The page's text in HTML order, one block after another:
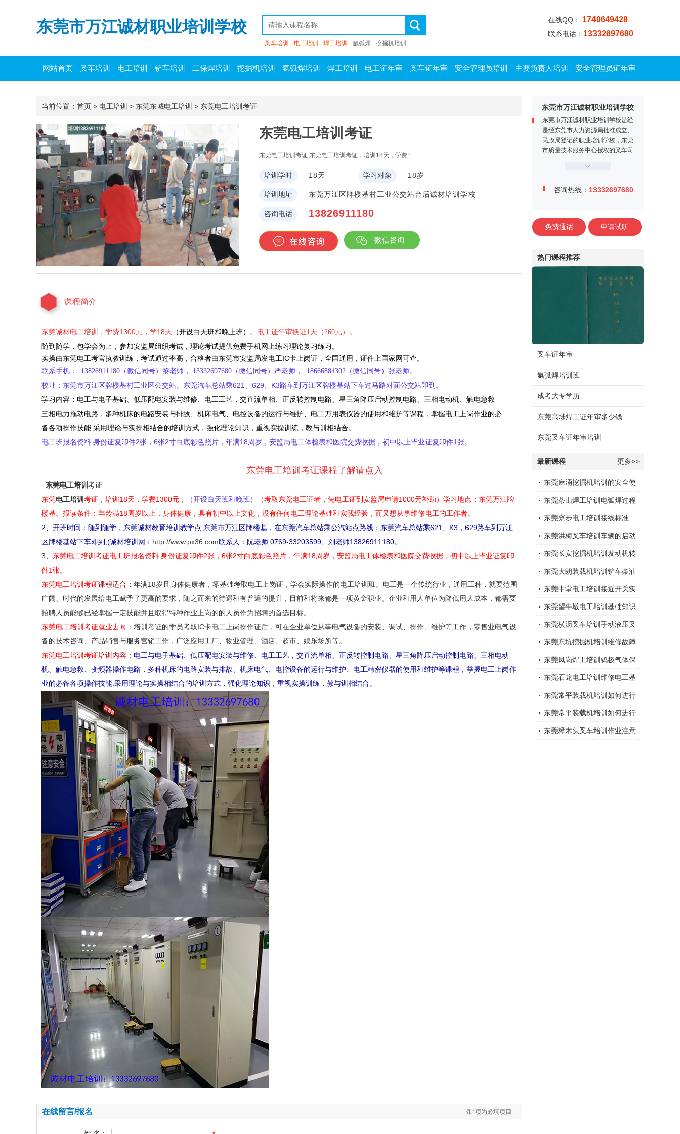
东莞市万江诚材职业培训学校
叉车培训 电工培训 焊工培训 氩弧焊 挖掘机培训
在线QQ： 1740649428
联系电话： 13332697680
网站首页 叉车培训 电工培训 铲车培训 二保焊培训 挖掘机培训 氩弧焊培训 焊工培训 电工证年审 叉车证年审 安全管理员培训 主要负责人培训 安全管理员证年审
当前位置： 首页 > 电工培训 > 东莞东城电工培训 > 东莞电工培训考证
东莞电工培训考证
东莞电工培训考证 东莞电工培训考证，培训18天，学费1...
培训学时 18天 学习对象 18岁
培训地址 东莞万江区牌楼基村工业公交站台后诚材培训学校
咨询电话 13826911180
微信咨询
课程简介
东莞诚材电工培训，学费1300元，学18天 （开设白天班和晚上班） 。电工证年审换证1天（260元）。
随到随学，包学会为止， 参加安监局组织考试， 理论考试提供免费手机网上练习理论复习练习。
实操由东莞电工考官执教训练，考试通过率高， 合格者由东莞市安监局发电工IC卡上岗证，全国通用，证件上国家网可查。
联系手机： 13826911180（微信同号）黎老师， 13332697680 （微信同号）严老师 ， 18666884302 （微信同号）张老师。
校址： 东莞市万江区牌楼基村工业区公交站。 东莞汽车总站乘621、629、K3路车到万江区牌楼基站下车过马路对面公交站即到。
学习内容： 电工与电子基础、低压配电安装与维修、电工工艺，交直流单相、正反转控制电路、星三角降压启动控制电路、三相电动机、触电急救
三相电力拖动电路，多种机床的电路安装与排故、机床电气、电控设备的运行与维护、电工万用表仪器的使用和维护等课程，掌握电工上岗作业的必
备各项操作技能.采用理论与实操相结合的培训方式，强化理论知识，重视实操训练，教与训相结合。
电工班报名资料:身份证复印件2张，6张2寸白底彩色照片，年满18周岁，安监局电工体检表和医院交费收据，初中以上毕业证复印件1张。
东莞电工培训考证课程了解请点入
东莞电工培训 考证
东莞电工培训 考证，培训18天，学费1300元， （开设白天班和晚班）
（考取东莞电工证者，凭电工证到安监局申请1000元补助）学习地点：东莞万江牌
楼基。报读条件：年龄满18周岁以上，身体健康，具有初中以上文化，没有任何电工理论基础和实践经验，而又想从事维修电工的工作者。
2、开班时间：随到随学， 东莞诚材教育培训教学点:东莞市万江区牌楼基，在东莞汽车总站乘公汽站点路线：东莞汽车总站乘621、K3，629路车到万江
区牌楼基站下车即到,(诚材培训网： http://www.px36.com联系人：阮老师 0769-33203599、刘老师13826911180。
3、 东莞电工培训考证电工班报名资料:身份证复印件2张，6张2寸白底彩色照片，年满18周岁，安监局电工体检表和医院交费收据，初中以上毕业证复印
件1张。
东莞电工培训考证课程适合： 年满18岁且身体健康者，零基础考取电工上岗证，学会实际操作的电工培训班。电工是一个传统行业，通用工种，就要范围
广阔、时代的发展给电工赋予了更高的要求，随之而来的待遇和有普遍的提升，目前和将来都是一项黄金职业。企业和用人单位为降低用人成本，都需要
招聘人员能够已经掌握一定技能并且取得特种作业上岗的的人员作为招聘的首选目标。
东莞电工培训考证就业去向： 培训考证的学员考取IC卡电工上岗操作证后，可在企业单位从事电气设备的安装、调试、操作、维护等工作，零售业电气设
备的技术咨询、产品销售与服务营销工作，广泛应用工厂、物业管理、酒店、超市、娱乐场所等。
东莞电工培训考证培训内容： 电工与电子基础、低压配电安装与维修、电工工艺，交直流单相、正反转控制电路、星三角降压启动控制电路、三相电动
机、触电急救、变频器操作电路，多种机床的电路安装与排故、机床电气、电控设备的运行与维护、电工精密仪器的使用和维护等课程，掌握电工上岗作
业的必备各项操作技能.采用理论与实操相结合的培训方式，强化理论知识，重视实操训练，教与训相结合。
带*项为必填项目
在线留言/报名
东莞市万江诚材职业培训学校
东莞市万江诚材职业培训学校是经
是经东莞市人力资源局批准成立、
民政局登记的职业培训学校，东莞
市质量技术服务中心授权的叉车司
师资力量雄厚，学校内设电工实训
咨询热线： 13332697680
免费通话 申请试听
热门课程推荐
叉车证年审
氩弧焊培训班
成考大专学历
东莞高埗焊工证年审多少钱
东莞叉车证年审培训
最新课程 更多>>
东莞麻涌挖掘机培训的安全使
用
东莞茶山焊工培训电弧焊过程
中通常会采取以下措施
东莞寮步电工培训接线标准
东莞洪梅叉车培训车辆的启动
运行
东莞长安挖掘机培训发动机转
速下降
东莞大朗装载机培训铲车柴油
机突然停机的原因有那些，应
怎样处理？
东莞中堂电工培训接近开关实
物及接线应用
东莞望牛墩电工培训基础知识
东莞横沥叉车培训手动液压叉
车安全注意事项
东莞东坑挖掘机培训维修故障
大全
东莞凤岗焊工培训钨极气体保
护电弧焊
东莞石龙电工培训维修电工基
础知识大全总结
东莞常平装载机培训如何进行
装载机维修与保养？
东莞常平装载机培训如何进行
装载机维修与保养？
东莞樟木头叉车培训作业注意